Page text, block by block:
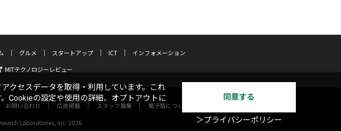
グルメ スタートアップ ICT
インフォメーション
MITテクノロジーレビュー
お問い合わせ 広告掲載 スタッフ募集 電子版について
Laboratories, Inc. 2026
クセスデータを取得・利用しています。これ
Cookieの設定や使用の詳細、オプトアウトに
同意する
＞プライバシーポリシー